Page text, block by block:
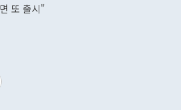
또 출시"